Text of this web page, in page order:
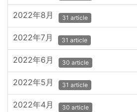
2022年8月 31 article
2022年7月 31 article
2022年6月 30 article
2022年5月 31 article
2022年4月 30 article